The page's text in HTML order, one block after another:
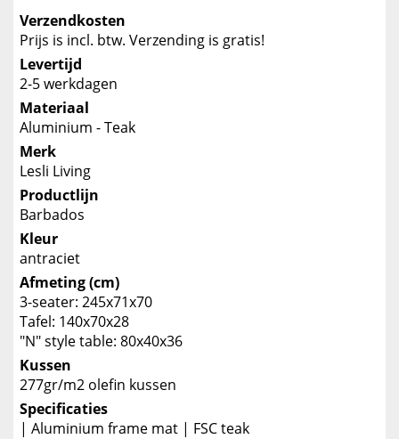
Verzendkosten
Prijs is incl. btw. Verzending is gratis!
Levertijd
2-5 werkdagen
Materiaal
Aluminium - Teak
Merk
Lesli Living
Productlijn
Barbados
Kleur
antraciet
Afmeting (cm)
3-seater: 245x71x70
Tafel: 140x70x28
"N" style table: 80x40x36
Kussen
277gr/m2 olefin kussen
Specificaties
| Aluminium frame mat | FSC teak